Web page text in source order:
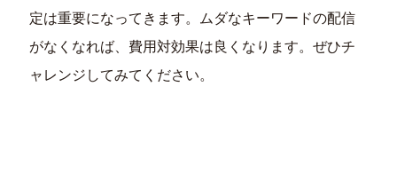
定は重要になってきます。ムダなキーワードの配信
がなくなれば、費用対効果は良くなります。ぜひチ
ャレンジしてみてください。